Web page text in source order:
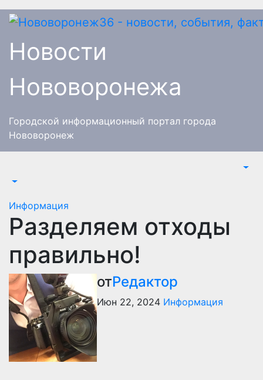
Перейти
Новости
Нововоронежа
Городской информационный портал города
Нововоронеж
Информация
Разделяем отходы
правильно!
отРедактор
Июн 22, 2024 Информация